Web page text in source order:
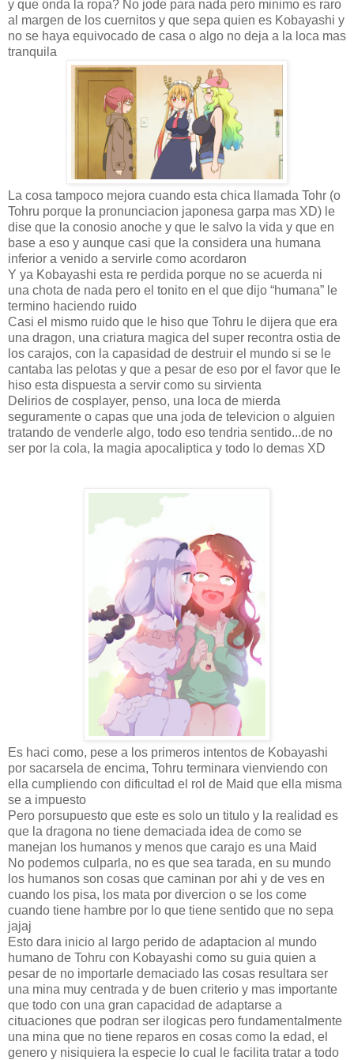
y que onda la ropa? No jode para nada pero minimo es raro
al margen de los cuernitos y que sepa quien es Kobayashi y
no se haya equivocado de casa o algo no deja a la loca mas
tranquila
La cosa tampoco mejora cuando esta chica llamada Tohr (o
Tohru porque la pronunciacion japonesa garpa mas XD) le
dise que la conosio anoche y que le salvo la vida y que en
base a eso y aunque casi que la considera una humana
inferior a venido a servirle como acordaron
Y ya Kobayashi esta re perdida porque no se acuerda ni
una chota de nada pero el tonito en el que dijo “humana” le
termino haciendo ruido
Casi el mismo ruido que le hiso que Tohru le dijera que era
una dragon, una criatura magica del super recontra ostia de
los carajos, con la capasidad de destruir el mundo si se le
cantaba las pelotas y que a pesar de eso por el favor que le
hiso esta dispuesta a servir como su sirvienta
Delirios de cosplayer, penso, una loca de mierda
seguramente o capas que una joda de televicion o alguien
tratando de venderle algo, todo eso tendria sentido...de no
ser por la cola, la magia apocaliptica y todo lo demas XD
Es haci como, pese a los primeros intentos de Kobayashi
por sacarsela de encima, Tohru terminara vienviendo con
ella cumpliendo con dificultad el rol de Maid que ella misma
se a impuesto
Pero porsupuesto que este es solo un titulo y la realidad es
que la dragona no tiene demaciada idea de como se
manejan los humanos y menos que carajo es una Maid
No podemos culparla, no es que sea tarada, en su mundo
los humanos son cosas que caminan por ahi y de ves en
cuando los pisa, los mata por divercion o se los come
cuando tiene hambre por lo que tiene sentido que no sepa
jajaj
Esto dara inicio al largo perido de adaptacion al mundo
humano de Tohru con Kobayashi como su guia quien a
pesar de no importarle demaciado las cosas resultara ser
una mina muy centrada y de buen criterio y mas importante
que todo con una gran capacidad de adaptarse a
cituaciones que podran ser ilogicas pero fundamentalmente
una mina que no tiene reparos en cosas como la edad, el
genero y nisiquiera la especie lo cual le facilita tratar a todo